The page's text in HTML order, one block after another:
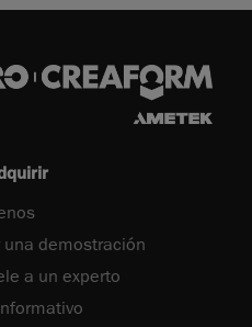
demostración
a un experto